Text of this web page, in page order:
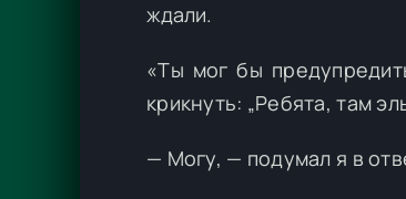
ждали.
«Ты мог бы
крикнуть: „Ребята, там
— Могу, — подумал я в